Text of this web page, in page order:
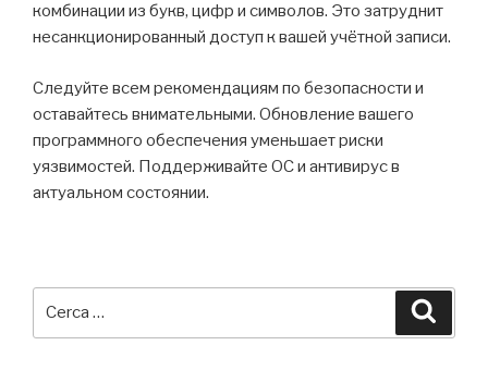
комбинации из букв, цифр и символов. Это затруднит
несанкционированный доступ к вашей учётной записи.
Следуйте всем рекомендациям по безопасности и
оставайтесь внимательными. Обновление вашего
программного обеспечения уменьшает риски
уязвимостей. Поддерживайте ОС и антивирус в
актуальном состоянии.